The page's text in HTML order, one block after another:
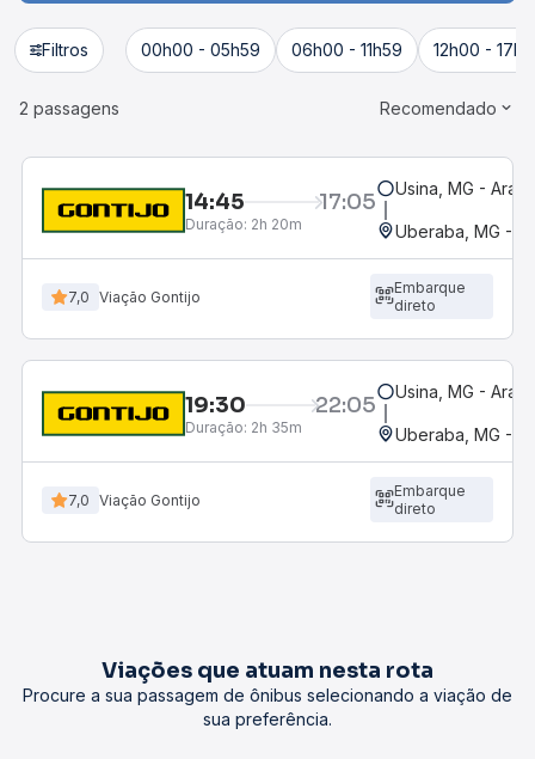
Filtros 00h00 - 05h59 06h00 - 11h59 12h00 -
2 passagens Recomendado
14:45 17:05
Duração: 2h 20m
Usina, MG - Araxá
Uberaba, MG -
7,0 Viação Gontijo
Embarque
direto
19:30 22:05
Duração: 2h 35m
Usina, MG - Araxá
Uberaba, MG -
7,0 Viação Gontijo
Embarque
direto
Viações que atuam nesta rota
Procure a sua passagem de ônibus selecionando a viação de
sua preferência.